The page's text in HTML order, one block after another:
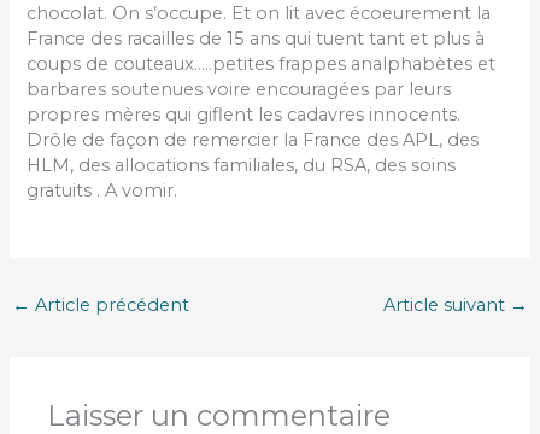
chocolat. On s’occupe. Et on lit avec écoeurement la
France des racailles de 15 ans qui tuent tant et plus à
coups de couteaux…..petites frappes analphabètes et
barbares soutenues voire encouragées par leurs
propres mères qui giflent les cadavres innocents.
Drôle de façon de remercier la France des APL, des
HLM, des allocations familiales, du RSA, des soins
gratuits . A vomir.
← Article précédent Article suivant →
Laisser un commentaire